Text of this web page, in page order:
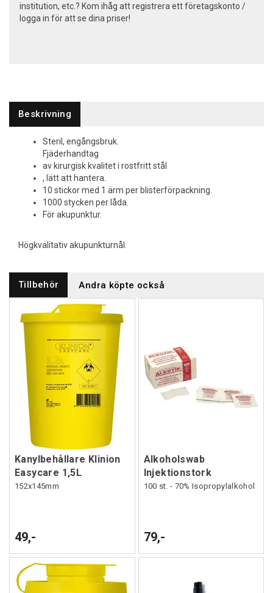
institution, etc.? Kom ihåg att registrera ett företagskonto /
logga in för att se dina priser!
Beskrivning
Steril, engångsbruk.
Fjäderhandtag
av kirurgisk kvalitet i rostfritt stål
, lätt att hantera.
10 stickor med 1 ärm per blisterförpackning.
1000 stycken per låda.
För akupunktur.
Högkvalitativ akupunkturnål.
Tillbehör Andra köpte också
Kanylbehållare Klinion
Easycare 1,5L
152x145mm
49,-
Alkoholswab
Injektionstork
100 st. - 70% Isopropylalkohol
79,-